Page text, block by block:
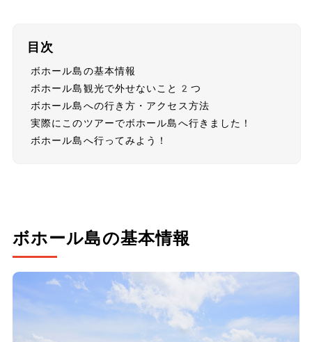
目次
ボホール島の基本情報
ボホール島観光で外せないこと2つ
ボホール島への行き方・アクセス方法
実際にこのツアーでボホール島へ行きました！
ボホール島へ行ってみよう！
ボホール島の基本情報